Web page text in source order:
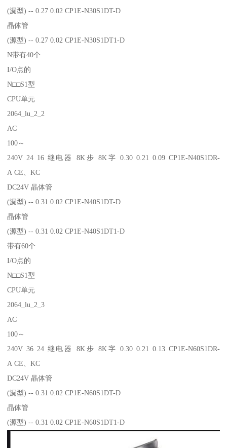
(漏型) -- 0.27 0.02 CP1E-N30S1DT-D
晶体管
(源型) -- 0.27 0.02 CP1E-N30S1DT1-D
N带有40个
I/O点的
N□□S1型
CPU单元
2064_lu_2_2
AC
100～
240V 24 16 继电器 8K步 8K字 0.30 0.21 0.09 CP1E-N40S1DR-
A CE、KC
DC24V 晶体管
(漏型) -- 0.31 0.02 CP1E-N40S1DT-D
晶体管
(源型) -- 0.31 0.02 CP1E-N40S1DT1-D
带有60个
I/O点的
N□□S1型
CPU单元
2064_lu_2_3
AC
100～
240V 36 24 继电器 8K步 8K字 0.30 0.21 0.13 CP1E-N60S1DR-
A CE、KC
DC24V 晶体管
(漏型) -- 0.31 0.02 CP1E-N60S1DT-D
晶体管
(源型) -- 0.31 0.02 CP1E-N60S1DT1-D